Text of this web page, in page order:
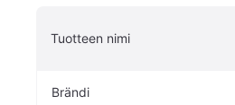
Tuotteen nimi
Brändi